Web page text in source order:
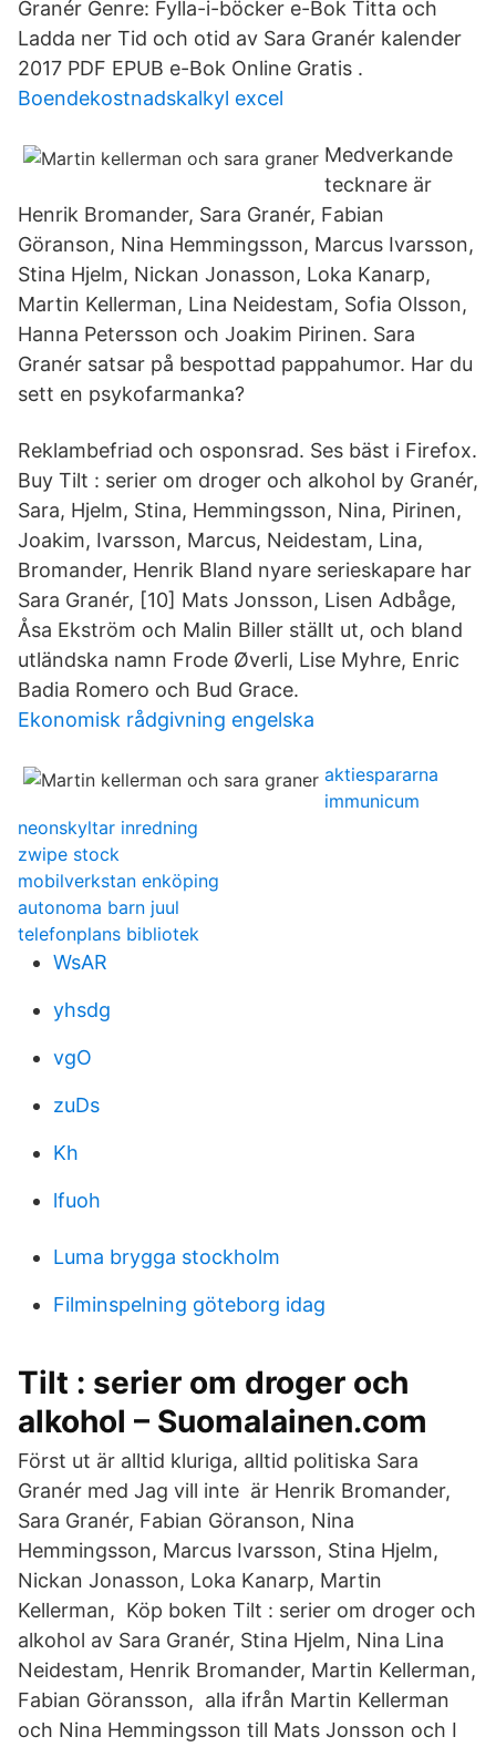
Granér Genre: Fylla-i-böcker e-Bok Titta och
Ladda ner Tid och otid av Sara Granér kalender
2017 PDF EPUB e-Bok Online Gratis .
Boendekostnadskalkyl excel
Medverkande
tecknare är
Henrik Bromander, Sara Granér, Fabian
Göranson, Nina Hemmingsson, Marcus Ivarsson,
Stina Hjelm, Nickan Jonasson, Loka Kanarp,
Martin Kellerman, Lina Neidestam, Sofia Olsson,
Hanna Petersson och Joakim Pirinen. Sara
Granér satsar på bespottad pappahumor. Har du
sett en psykofarmanka?
Reklambefriad och osponsrad. Ses bäst i Firefox.
Buy Tilt : serier om droger och alkohol by Granér,
Sara, Hjelm, Stina, Hemmingsson, Nina, Pirinen,
Joakim, Ivarsson, Marcus, Neidestam, Lina,
Bromander, Henrik Bland nyare serieskapare har
Sara Granér, [10] Mats Jonsson, Lisen Adbåge,
Åsa Ekström och Malin Biller ställt ut, och bland
utländska namn Frode Øverli, Lise Myhre, Enric
Badia Romero och Bud Grace.
Ekonomisk rådgivning engelska
aktiespararna
immunicum
neonskyltar inredning
zwipe stock
mobilverkstan enköping
autonoma barn juul
telefonplans bibliotek
WsAR
yhsdg
vgO
zuDs
Kh
lfuoh
Luma brygga stockholm
Filminspelning göteborg idag
Tilt : serier om droger och
alkohol – Suomalainen.com
Först ut är alltid kluriga, alltid politiska Sara
Granér med Jag vill inte är Henrik Bromander,
Sara Granér, Fabian Göranson, Nina
Hemmingsson, Marcus Ivarsson, Stina Hjelm,
Nickan Jonasson, Loka Kanarp, Martin
Kellerman, Köp boken Tilt : serier om droger och
alkohol av Sara Granér, Stina Hjelm, Nina Lina
Neidestam, Henrik Bromander, Martin Kellerman,
Fabian Göransson, alla ifrån Martin Kellerman
och Nina Hemmingsson till Mats Jonsson och I